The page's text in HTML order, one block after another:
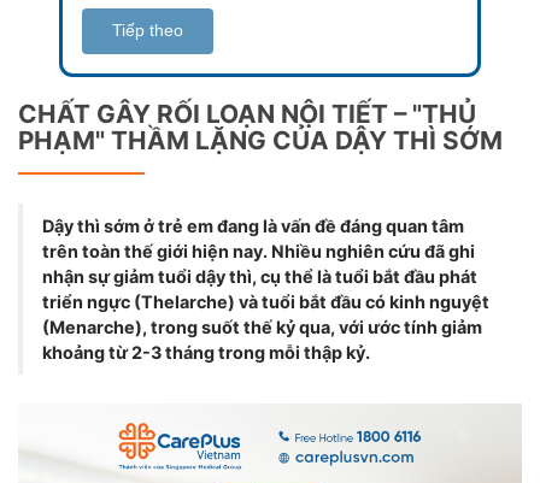
Tiếp theo
CHẤT GÂY RỐI LOẠN NỘI TIẾT – "THỦ
PHẠM" THẦM LẶNG CỦA DẬY THÌ SỚM
Dậy thì sớm ở trẻ em đang là vấn đề đáng quan tâm
trên toàn thế giới hiện nay. Nhiều nghiên cứu đã ghi
nhận sự giảm tuổi dậy thì, cụ thể là tuổi bắt đầu phát
triển ngực (Thelarche) và tuổi bắt đầu có kinh nguyệt
(Menarche), trong suốt thế kỷ qua, với ước tính giảm
khoảng từ 2-3 tháng trong mỗi thập kỷ.